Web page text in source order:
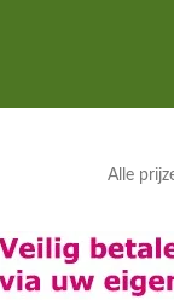
Alle